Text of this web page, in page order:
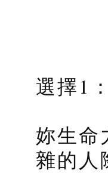
選擇1
妳生命
雜的人